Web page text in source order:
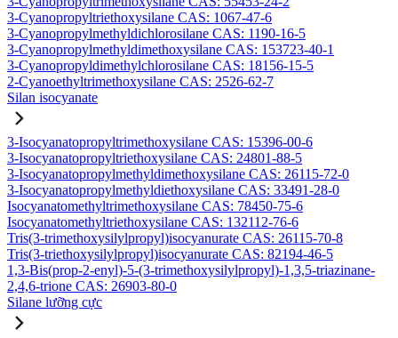
3-Cyanopropyltriethoxysilane CAS: 1067-47-6
3-Cyanopropylmethyldichlorosilane CAS: 1190-16-5
3-Cyanopropylmethyldimethoxysilane CAS: 153723-40-1
3-Cyanopropyldimethylchlorosilane CAS: 18156-15-5
2-Cyanoethyltrimethoxysilane CAS: 2526-62-7
Silan isocyanate
3-Isocyanatopropyltrimethoxysilane CAS: 15396-00-6
3-Isocyanatopropyltriethoxysilane CAS: 24801-88-5
3-Isocyanatopropylmethyldimethoxysilane CAS: 26115-72-0
3-Isocyanatopropylmethyldiethoxysilane CAS: 33491-28-0
Isocyanatomethyltrimethoxysilane CAS: 78450-75-6
Isocyanatomethyltriethoxysilane CAS: 132112-76-6
Tris(3-trimethoxysilylpropyl)isocyanurate CAS: 26115-70-8
Tris(3-triethoxysilylpropyl)isocyanurate CAS: 82194-46-5
1,3-Bis(prop-2-enyl)-5-(3-trimethoxysilylpropyl)-1,3,5-triazinane-
2,4,6-trione CAS: 26903-80-0
Silane lưỡng cực